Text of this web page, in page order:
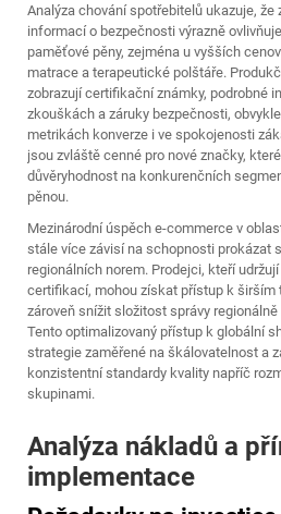
Analýza chování spotřebitelů ukazuje,
informací o bezpečnosti výrazně
paměťové pěny, zejména u vyšších
matrace a terapeutické polštáře.
zobrazují certifikační známky, podrobné
zkouškách a záruky bezpečnosti,
metrikách konverze i ve spokojenosti
jsou zvláště cenné pro nové značky,
důvěryhodnost na konkurenčních
pěnou.
Mezinárodní úspěch e-commerce v
stále více závisí na schopnosti prokázat
regionálních norem. Prodejci, kteří
certifikací, mohou získat přístup k širším
zároveň snížit složitost správy
Tento optimalizovaný přístup k globální
strategie zaměřené na škálovatelnost a
konzistentní standardy kvality napříč
skupinami.
Analýza nákladů a
implementace